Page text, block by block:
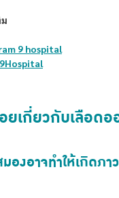
9 hospital
เกี่ยวกับเลือดอ
องอาจทำให้เกิดภ